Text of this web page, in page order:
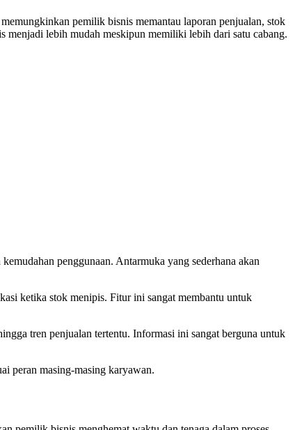
pemilik bisnis memantau laporan penjualan, stok
menjadi lebih mudah meskipun memiliki lebih dari satu cabang.
penggunaan. Antarmuka yang sederhana akan
ketika stok menipis. Fitur ini sangat membantu untuk
tren penjualan tertentu. Informasi ini sangat berguna untuk
peran masing-masing karyawan.